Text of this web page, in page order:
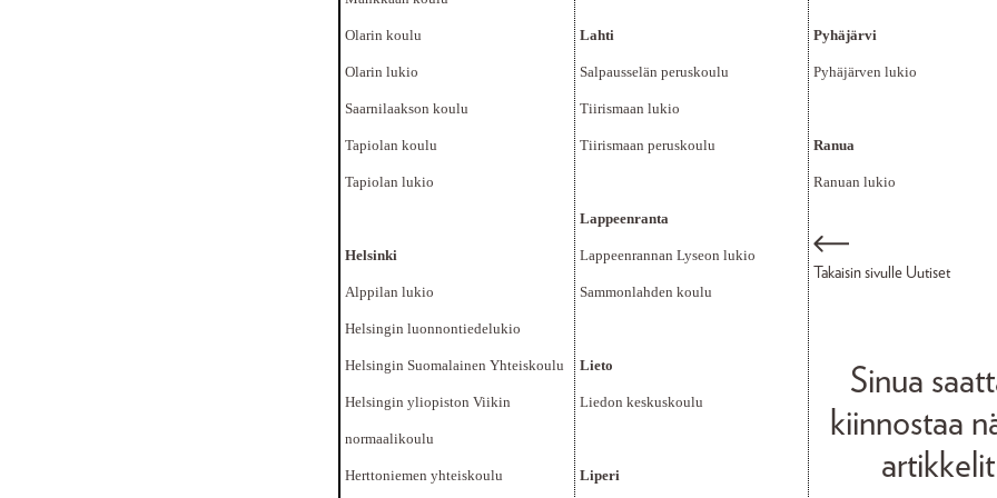
Olarin koulu
Olarin lukio
Saarnilaakson koulu
Tapiolan koulu
Tapiolan lukio
Helsinki
Alppilan lukio
Helsingin luonnontiedelukio
Helsingin Suomalainen Yhteiskoulu
Helsingin yliopiston Viikin
normaalikoulu
Herttoniemen yhteiskoulu
Lahti
Salpausselän peruskoulu
Tiirismaan lukio
Tiirismaan peruskoulu
Lappeenranta
Lappeenrannan Lyseon lukio
Sammonlahden koulu
Lieto
Liedon keskuskoulu
Liperi
Pyhäjärvi
Pyhäjärven lukio
Ranua
Ranuan lukio
Takaisin sivulle Uutiset
Sinua
kiinnostaa
artikkelit